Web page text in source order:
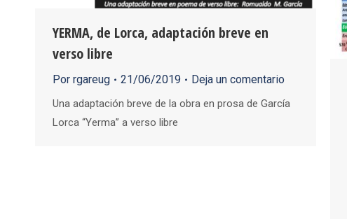
YERMA, de Lorca, adaptación breve en
verso libre
Por rgareug 21/06/2019 Deja un comentario
Una adaptación breve de la obra en prosa de García
Lorca “Yerma” a verso libre